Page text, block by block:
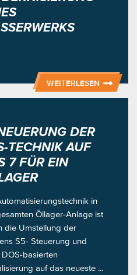
WEITERLESEN
DER
TECHNIK AUF
7 FÜR EIN
in
Öllager-Anlage ist
die Umstellung der
S5- Steuerung und
basierten
auf das neueste ...